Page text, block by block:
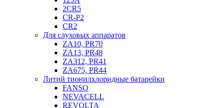
2CR5
CR-P2
CR2
Для слуховых аппаратов
ZA10, PR70
ZA13, PR48
ZA312, PR41
ZA675, PR44
Литий тионилхлоридные батарейки
FANSO
NEVACELL
REVOLTA